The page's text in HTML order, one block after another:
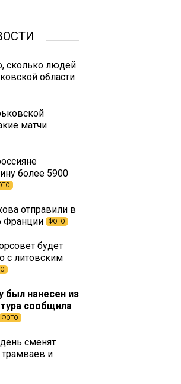
сколько людей
области
матчи
более 5900
отправили в
Франции
ФОТО
будет
с литовским
был нанесен из
сообщила
ФОТО
сменят
и